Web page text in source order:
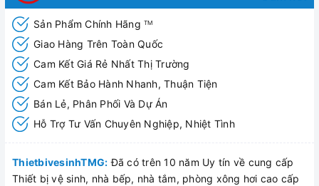
trợ kỹ thuật lâu dài.
Sản Phẩm Chính Hãng TM
Giao Hàng Trên Toàn Quốc
Cam Kết Giá Rẻ Nhất Thị Trường
Cam Kết Bảo Hành Nhanh, Thuận Tiện
Bán Lẻ, Phân Phối Và Dự Án
Hỗ Trợ Tư Vấn Chuyên Nghiệp, Nhiệt Tình
ThietbivesinhTMG: Đã có trên 10 năm Uy tín về cung cấp
Thiết bị vệ sinh, nhà bếp, nhà tắm, phòng xông hơi cao cấp